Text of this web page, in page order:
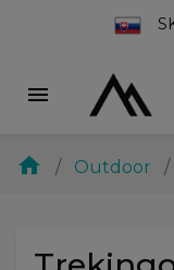
menu
home Outdoor